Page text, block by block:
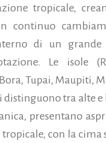
tropicale,
continuo
di un grande
Le isole
Tupai, Maupiti,
distinguono tra alte e
presentano
con la cima